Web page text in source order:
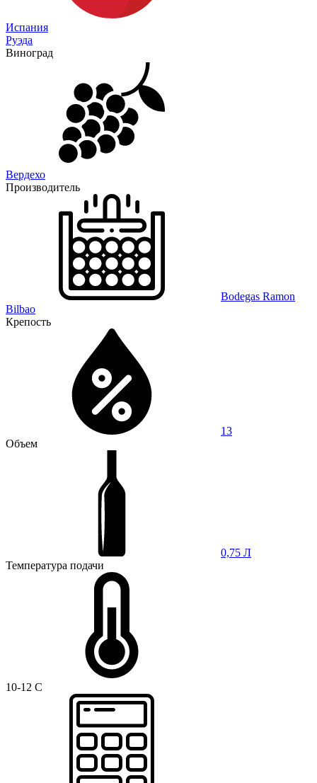
Испания
Руэда
Виноград
Вердехо
Производитель
Bodegas Ramon
Bilbao
Крепость
13
Объем
0,75 Л
Температура подачи
10-12 C